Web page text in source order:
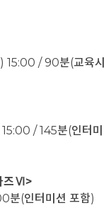
15:00 / 90분(교육시
/ 145분(인터미
즈Ⅵ>
분(인터미션 포함)